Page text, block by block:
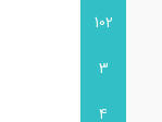
102
3
4